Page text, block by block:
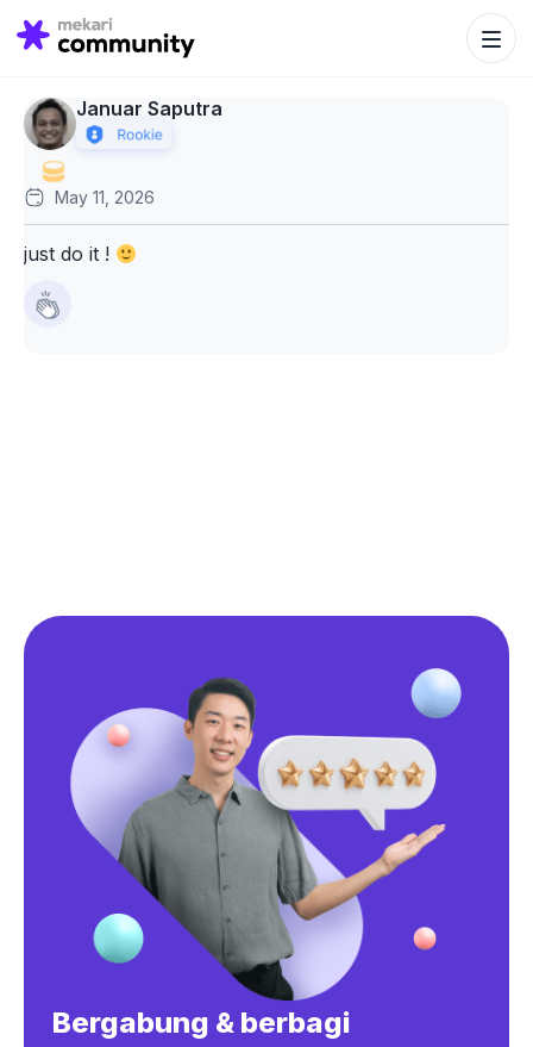
Search
for:
Search
Januar Saputra
May 11, 2026
just do it !
Bergabung & berbagi